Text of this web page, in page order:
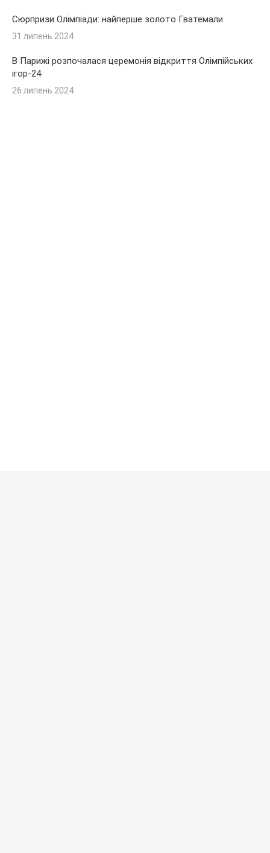
Сюрпризи Олімпіади: найперше золото Гватемали
31 липень 2024
В Парижі розпочалася церемонія відкриття Олімпійських
ігор-24
26 липень 2024